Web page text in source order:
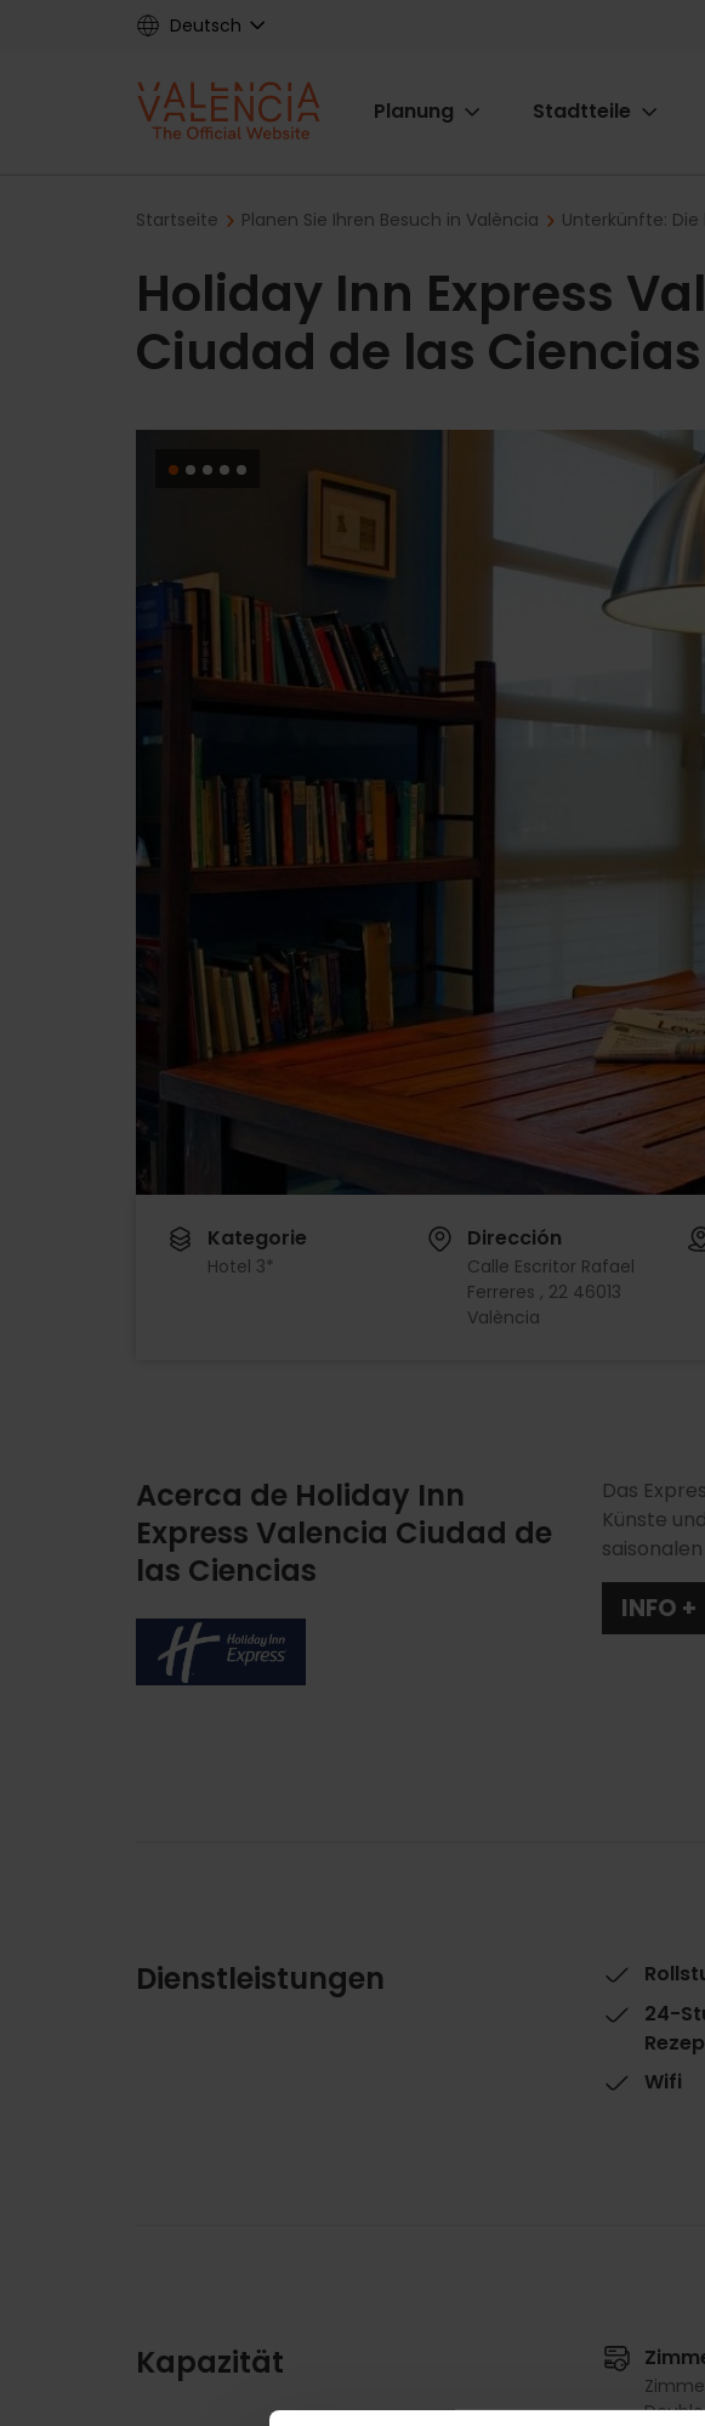
Deutsch
Main
Planung Stadtteile
Breadcrumb
Startseite Planen Sie Ihren Besuch in València Unterkünfte:
Holiday Inn Express
Ciudad de las Ciencias
Kategorie
Hotel 3*
Dirección
Calle Escritor Rafael
Ferreres , 22 46013
València
Acerca de Holiday Inn
Express Valencia Ciudad de
las Ciencias
Imagen
Das
Künste
INFO +
Dienstleistungen
24-
Wifi
Kapazität